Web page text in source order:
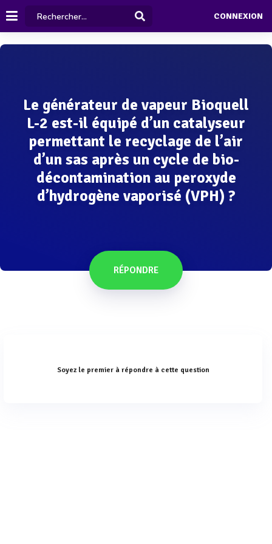
CONNEXION
Le générateur de vapeur Bioquell
L-2 est-il équipé d’un catalyseur
permettant le recyclage de l’air
d’un sas après un cycle de bio-
décontamination au peroxyde
d’hydrogène vaporisé (VPH) ?
RÉPONDRE
Soyez le premier à répondre à cette question